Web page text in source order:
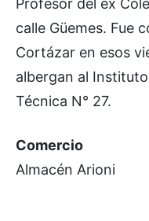
calle Güemes. Fue
Cortázar en esos
albergan al
Técnica N° 27.
Comercio
Almacén Arioni